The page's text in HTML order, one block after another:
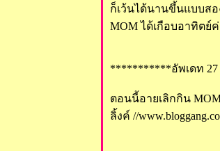
ก็เว้นได้นานขึ้นแบบส
MOM ได้เกือบอาทิตย์
***********อัพเดท 27
ตอนนี้อายเลิกกิน
ลิ้งค์ //